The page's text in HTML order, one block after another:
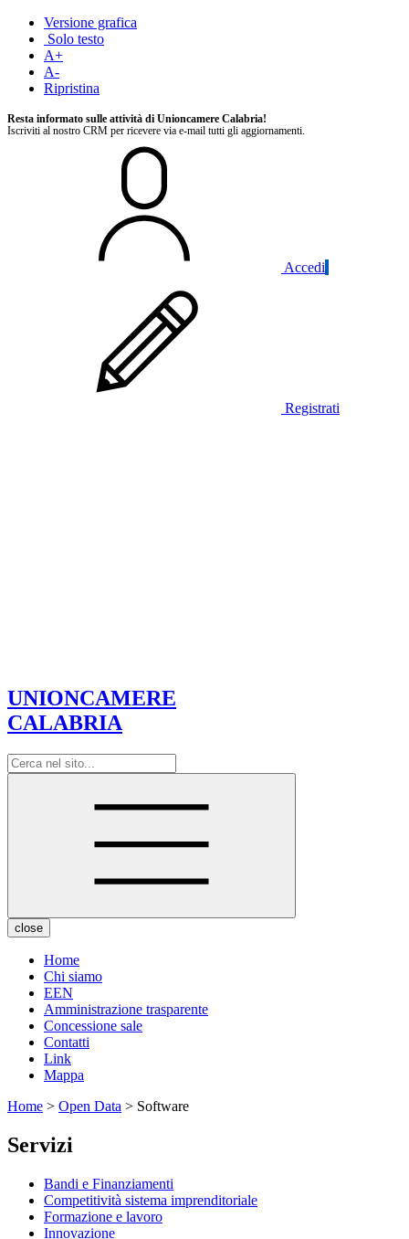
Versione grafica
Solo testo
A+
A-
Ripristina
Resta informato sulle attività di Unioncamere Calabria!
Iscriviti al nostro CRM per ricevere via e-mail tutti gli aggiornamenti.
Accedi
Registrati
UNIONCAMERE
CALABRIA
close
Home
Chi siamo
EEN
Amministrazione trasparente
Concessione sale
Contatti
Link
Mappa
Home > Open Data > Software
Servizi
Bandi e Finanziamenti
Competitività sistema imprenditoriale
Formazione e lavoro
Innovazione